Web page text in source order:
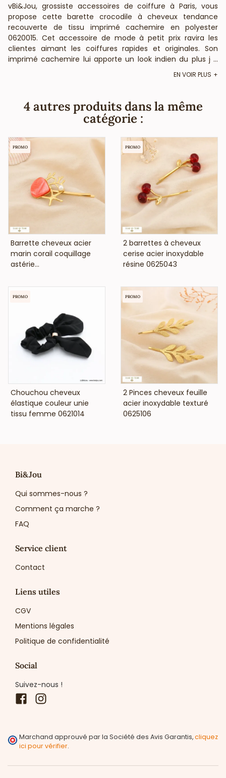
vBi&Jou, grossiste accessoires de coiffure à Paris, vous
propose cette barette crocodile à cheveux tendance
recouverte de tissu imprimé cachemire en polyester
0620015. Cet accessoire de mode à petit prix ravira les
clientes aimant les coiffures rapides et originales. Son
imprimé cachemire lui apporte un look indien du plus joli
en auprès de votre caisse et compléter avec nos
fantaisie vous indique que cette pince crocodile en métal
mesure 82x10mm, ne contient pas de nickel et est anti-
allergique (conformément aux lois françaises et
...
EN VOIR PLUS
4 autres produits dans la même
catégorie :
VOIR LE PRIX
Barrette cheveux acier
marin corail coquillage
astérie...
PROMO
VOIR LE PRIX
2 barrettes à cheveux
cerise acier inoxydable
résine 0625043
PROMO
VOIR LE PRIX
Chouchou cheveux
élastique couleur unie
tissu femme 0621014
PROMO
VOIR LE PRIX
2 Pinces cheveux feuille
acier inoxydable texturé
0625106
PROMO
Bi&Jou
Qui sommes-nous ?
Comment ça marche ?
FAQ
Service client
Contact
Liens utiles
CGV
Mentions légales
Politique de confidentialité
Social
Suivez-nous !
Facebook
Marchand approuvé par la Société des Avis Garantis,cliquez
ici pour vérifier.